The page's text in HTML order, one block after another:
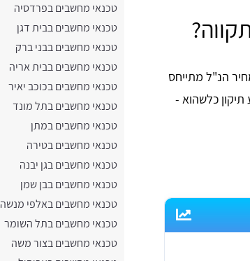
הנ"ל מתייחס
כלשהוא -
טכנאי מחשבים בפרדסיה
טכנאי מחשבים בבית דגן
טכנאי מחשבים בבני ברק
טכנאי מחשבים בבית אריה
טכנאי מחשבים בכוכב יאיר
טכנאי מחשבים בתל מונד
טכנאי מחשבים במתן
טכנאי מחשבים בטירה
טכנאי מחשבים בגן יבנה
טכנאי מחשבים בבן שמן
טכנאי מחשבים באלפי מנשה
טכנאי מחשבים בתל השומר
טכנאי מחשבים בצור משה